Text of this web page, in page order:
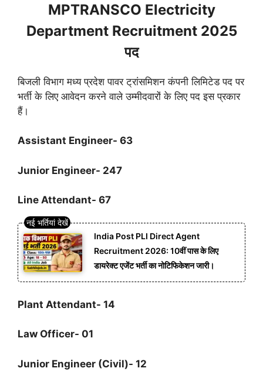
MPTRANSCO Electricity
Department Recruitment 2025
पद
बिजली विभाग मध्य प्रदेश पावर ट्रांसमिशन कंपनी लिमिटेड पद पर
भर्ती के लिए आवेदन करने वाले उम्मीदवारों के लिए पद इस प्रकार
हैं।
Assistant Engineer- 63
Junior Engineer- 247
Line Attendant- 67
India Post PLI Direct Agent
Recruitment 2026: 10वीं पास के लिए
डायरेक्ट एजेंट भर्ती का नोटिफिकेशन जारी।
Plant Attendant- 14
Law Officer- 01
Junior Engineer (Civil)- 12